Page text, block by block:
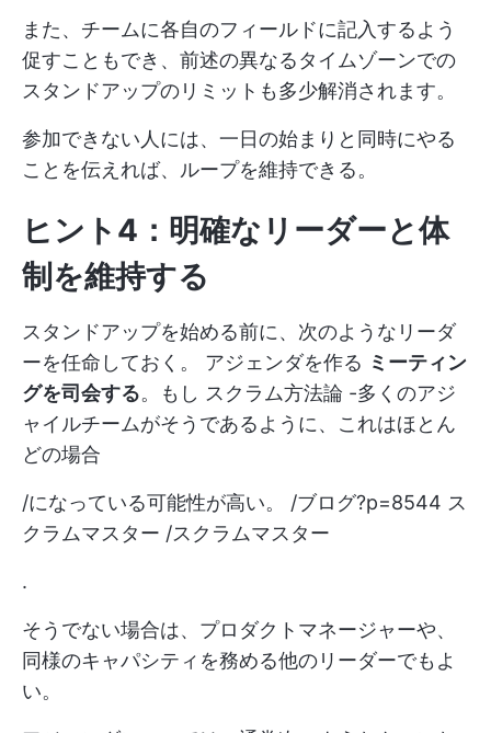
また、チームに各自のフィールドに記入するよう
促すこともでき、前述の異なるタイムゾーンでの
スタンドアップのリミットも多少解消されます。
参加できない人には、一日の始まりと同時にやる
ことを伝えれば、ループを維持できる。
ヒント4：明確なリーダーと体
制を維持する
スタンドアップを始める前に、次のようなリーダ
ーを任命しておく。 アジェンダを作る ミーティン
グを司会する。もし スクラム方法論 -多くのアジ
ャイルチームがそうであるように、これはほとん
どの場合
/になっている可能性が高い。 /ブログ?p=8544 ス
クラムマスター /スクラムマスター
.
そうでない場合は、プロダクトマネージャーや、
同様のキャパシティを務める他のリーダーでもよ
い。